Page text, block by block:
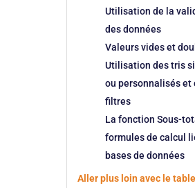
Utilisation de la
des données
Valeurs vides et
Utilisation des tris
ou personnalisés et
filtres
La fonction Sous-
formules de calcul
bases de données
Aller plus loin avec le